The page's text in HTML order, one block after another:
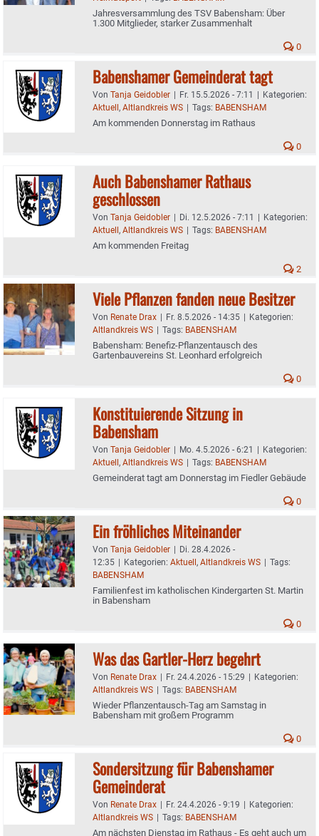
Jahresversammlung des TSV Babensham: Über
1.300 Mitglieder, starker Zusammenhalt
0
Babenshamer Gemeinderat tagt
Von Tanja Geidobler | Fr. 15.5.2026 - 7:11 | Kategorien:
Aktuell, Altlandkreis WS | Tags: BABENSHAM
Am kommenden Donnerstag im Rathaus
0
Auch Babenshamer Rathaus
geschlossen
Von Tanja Geidobler | Di. 12.5.2026 - 7:11 | Kategorien:
Aktuell, Altlandkreis WS | Tags: BABENSHAM
Am kommenden Freitag
2
Viele Pflanzen fanden neue Besitzer
Von Renate Drax | Fr. 8.5.2026 - 14:35 | Kategorien:
Altlandkreis WS | Tags: BABENSHAM
Babensham: Benefiz-Pflanzentausch des
Gartenbauvereins St. Leonhard erfolgreich
0
Konstituierende Sitzung in
Babensham
Von Tanja Geidobler | Mo. 4.5.2026 - 6:21 | Kategorien:
Aktuell, Altlandkreis WS | Tags: BABENSHAM
Gemeinderat tagt am Donnerstag im Fiedler Gebäude
0
Ein fröhliches Miteinander
Von Tanja Geidobler | Di. 28.4.2026 -
12:35 | Kategorien: Aktuell, Altlandkreis WS | Tags:
BABENSHAM
Familienfest im katholischen Kindergarten St. Martin
in Babensham
0
Was das Gartler-Herz begehrt
Von Renate Drax | Fr. 24.4.2026 - 15:29 | Kategorien:
Altlandkreis WS | Tags: BABENSHAM
Wieder Pflanzentausch-Tag am Samstag in
Babensham mit großem Programm
0
Sondersitzung für Babenshamer
Gemeinderat
Von Renate Drax | Fr. 24.4.2026 - 9:19 | Kategorien:
Altlandkreis WS | Tags: BABENSHAM
Am nächsten Dienstag im Rathaus - Es geht auch um